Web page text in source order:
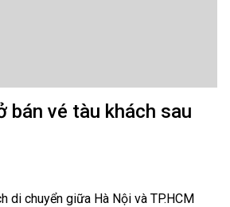
bán vé tàu khách sau
di chuyển giữa Hà Nội và TP.HCM